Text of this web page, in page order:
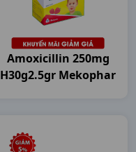
Amoxicillin 250mg
H30g2.5gr Mekophar